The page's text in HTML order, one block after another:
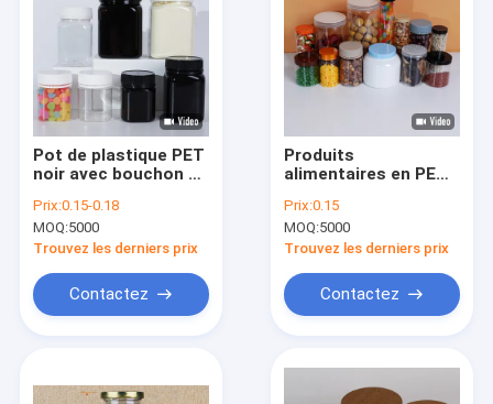
Pot de plastique PET
noir avec bouchon à
personnalisé et joint
d'étanchéité pour
vitamines
bonbons mous,
fruits secs
Prix:0.15-0.18
MOQ:5000
Trouvez les derniers prix
Contactez
Produits
alimentaires en PET
plastique avec
bouchon à vis pour la
poudre de lait Fruits
Entreposage Direct
Bouteilles en
Prix:0.15
MOQ:5000
Trouvez les derniers prix
Contactez